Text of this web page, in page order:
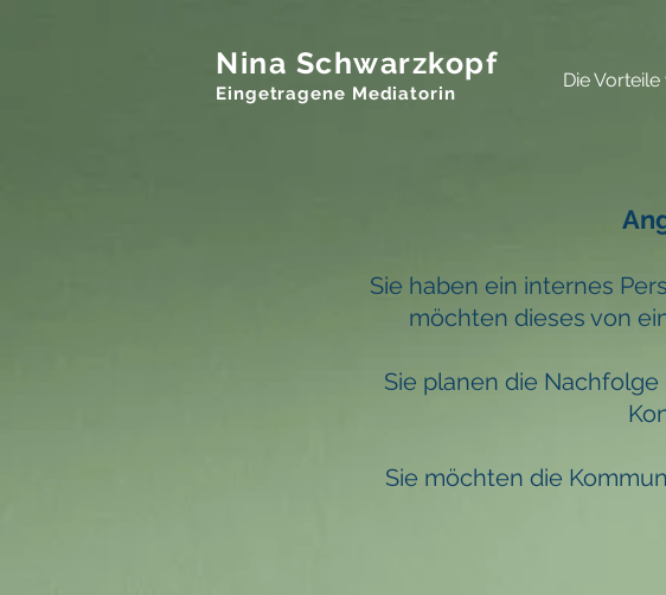
Nina Schwarzkopf
Eingetragene Mediatorin
Die
Sie haben ein internes
möchten dieses von
Sie planen die
Sie möchten die